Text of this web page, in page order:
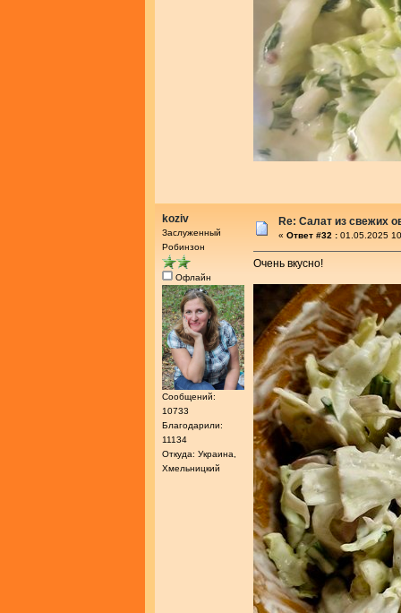
koziv
Заслуженный
Робинзон
Офлайн
Сообщений:
10733
Благодарили:
11134
Откуда: Украина,
Хмельницкий
Re: Салат из свежих
« Ответ #32 : 01.05.2025
Очень вкусно!